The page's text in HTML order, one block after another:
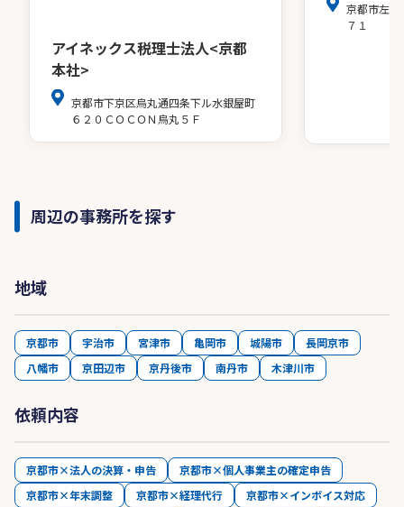
アイネックス税理士法人<京都
本社>
京都市下京区烏丸通四条下ル水銀屋町
６２０ＣＯＣＯＮ烏丸５Ｆ
京都市左京
７１
周辺の事務所を探す
地域
京都市 宇治市 宮津市 亀岡市 城陽市
長岡京市
八幡市
京田辺市 京丹後市 南丹市 木津川市
依頼内容
京都市×法人の決算・申告
京都市×個人事業主の確定申告
京都市×年末調整
京都市×経理代行
京都市×インボイス対応